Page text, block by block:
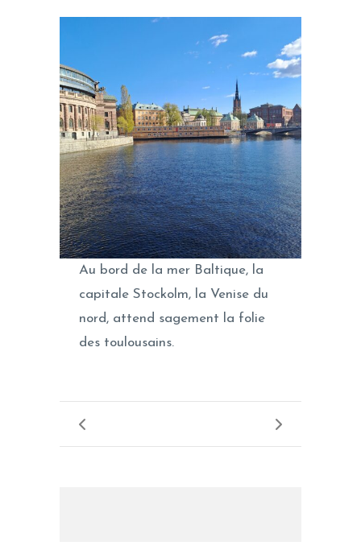
Au bord de la mer Baltique, la
capitale Stockolm, la Venise du
nord, attend sagement la folie
des toulousains.